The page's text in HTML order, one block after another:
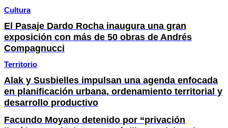
Cultura
El Pasaje Dardo Rocha inaugura una gran
exposición con más de 50 obras de Andrés
Compagnucci
Territorio
Alak y Susbielles impulsan una agenda enfocada
en planificación urbana, ordenamiento territorial y
desarrollo productivo
Facundo Moyano detenido por “privación